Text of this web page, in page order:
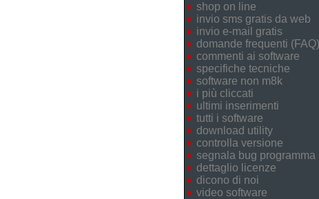
shop on line
invio sms gratis da web
invio e-mail gratis
domande frequenti (FAQ)
commenti ai software
specifiche tecniche
software non m8k
i più cliccati
ultimi inserimenti
tutti i software
download utility
controlla versione
segnala bug programma
dettaglio licenze
dicono di noi
video software